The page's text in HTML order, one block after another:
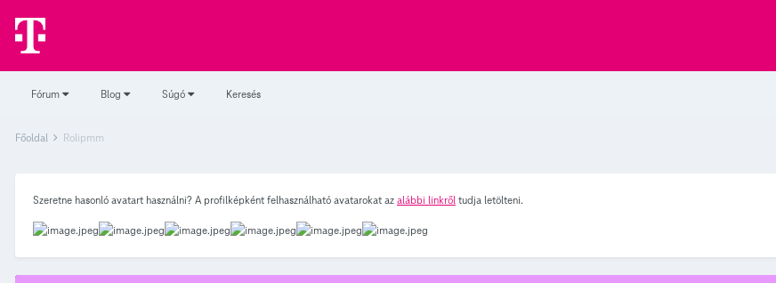
Fórum Blog Súgó Keresés
Főoldal Rolipmm
Szeretne hasonló avatart használni? A profilképként felhasználható avatarokat az alábbi linkről tudja letölteni.